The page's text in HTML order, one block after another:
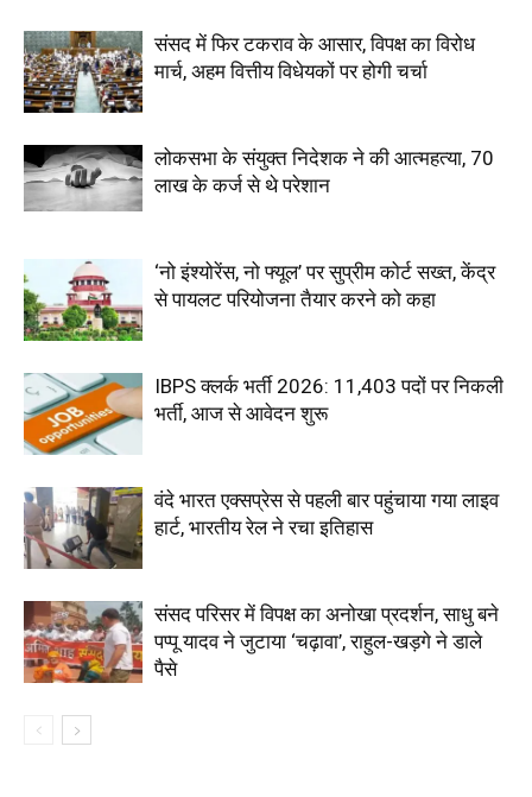
संसद में फिर टकराव के आसार, विपक्ष का विरोध
मार्च, अहम वित्तीय विधेयकों पर होगी चर्चा
लोकसभा के संयुक्त निदेशक ने की आत्महत्या, 70
लाख के कर्ज से थे परेशान
‘नो इंश्योरेंस, नो फ्यूल’ पर सुप्रीम कोर्ट सख्त, केंद्र
से पायलट परियोजना तैयार करने को कहा
IBPS क्लर्क भर्ती 2026: 11,403 पदों पर निकली
भर्ती, आज से आवेदन शुरू
वंदे भारत एक्सप्रेस से पहली बार पहुंचाया गया लाइव
हार्ट, भारतीय रेल ने रचा इतिहास
संसद परिसर में विपक्ष का अनोखा प्रदर्शन, साधु बने
पप्पू यादव ने जुटाया ‘चढ़ावा’, राहुल-खड़गे ने डाले
पैसे